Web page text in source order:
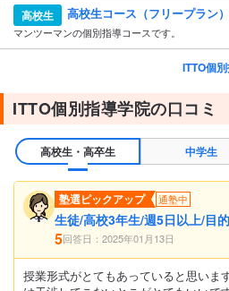
高校生 高校生コース（フリープラン
マンツーマンの個別指導コースです。
ITTO個
ITTO個別指導学院の口コミ
高校生・高卒生 中学生
塾選ピックアップ 通塾中
生徒/高校3年生/週5日以上/目
5回答日：2025年01月13日
授業形式がとてもあっていると思いま